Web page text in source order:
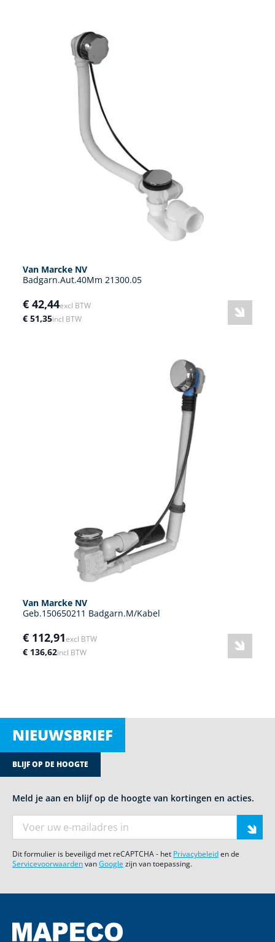
Van Marcke NV
Badgarn.Aut.40Mm 21300.05
€ 42,44excl BTW
€ 51,35incl BTW
Van Marcke NV
Geb.150650211 Badgarn.M/Kabel
€ 112,91excl BTW
€ 136,62incl BTW
NIEUWSBRIEF
BLIJF OP DE HOOGTE
Meld je aan en blijf op de hoogte van kortingen en acties.
Dit formulier is beveiligd met reCAPTCHA - het Privacybeleiden de
ServicevoorwaardenvanGoogle zijn van toepassing.